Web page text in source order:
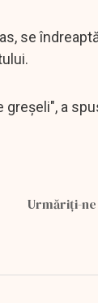
se
a
Urmăriți-ne